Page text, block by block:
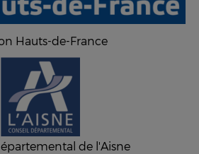
Hauts-de-France
de l'Aisne